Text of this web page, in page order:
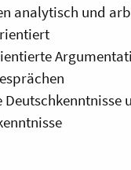
analytisch und
Deutschkenntnisse